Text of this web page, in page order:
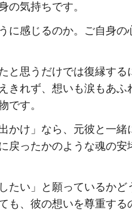
の気持ちです。
に感じるのか。ご自身の
と思うだけでは復縁す
きれず、想いも涙もあ
です。
かけ」なら、元彼と一緒
戻ったかのような魂の安
たい」と願っているか
も、彼の想いを尊重する